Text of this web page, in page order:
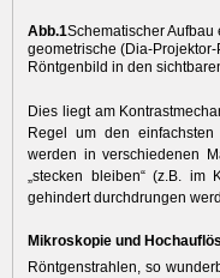
Abb.1Schematischer
geometrische (Dia-
Röntgenbild in den
Dies liegt am
Regel um den einfachsten
werden in verschiedenen
„stecken bleiben“ (z.B.
gehindert durchdrungen
Mikroskopie und
Röntgenstrahlen, so